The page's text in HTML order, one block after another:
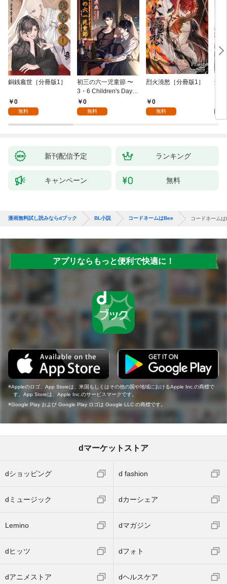
銅銭龕世［分冊版1］
0
無料
初三の六一児童節 〜
3・6 Children's Day fo
r You〜［分冊版1］
0
無料
烈火澆愁［分冊版1］
0
無料
刑
新刊配信予定 ランキング
キャンペーン 無料
漫画無料試し読みならdブック BL小説 コードネームはBee コードネーム
アプリならもっと便利で快適に！
Appleのロゴ、App Storeは、米国もしくはその他の国や地域におけるApple Inc.の商標で
す。App Storeは、Apple Inc.のサービスマークです。
Google Play および Google Play ロゴは Google LLC の商標です。
dマーケットストア
dショッピング d fashion
dミュージック dカーシェア
Lemino dマガジン
dヒッツ dフォト
dアニメストア dヘルスケア